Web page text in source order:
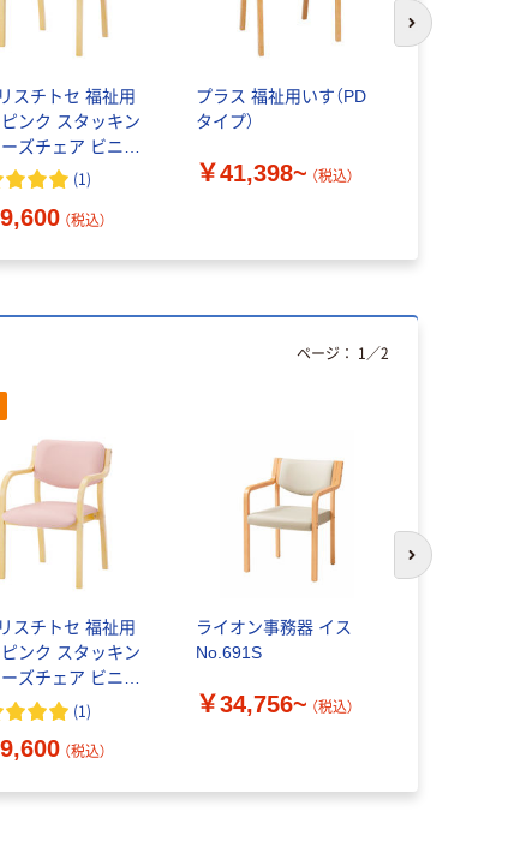
スチトセ 福祉用
ンク スタッキン
ズチェア ビニー
ー 介護 安定 幅
(1)
（税込）
プラス 福祉用いす（PD
タイプ）
￥41,398~ （税込）
次のスライド
スチトセ 福祉用
ンク スタッキン
ズチェア ビニー
ー 介護 1セット
(1)
（税込）
ライオン事務器 イス
No.691S
￥34,756~ （税込）
ページ： 1／2
次のスライド